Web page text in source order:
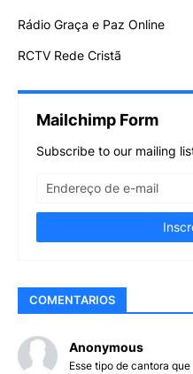
Rádio Graça e Paz Online
RCTV Rede Cristã
Mailchimp Form
Subscribe to our mailing
COMENTARIOS
Anonymous
Esse tipo de cantora